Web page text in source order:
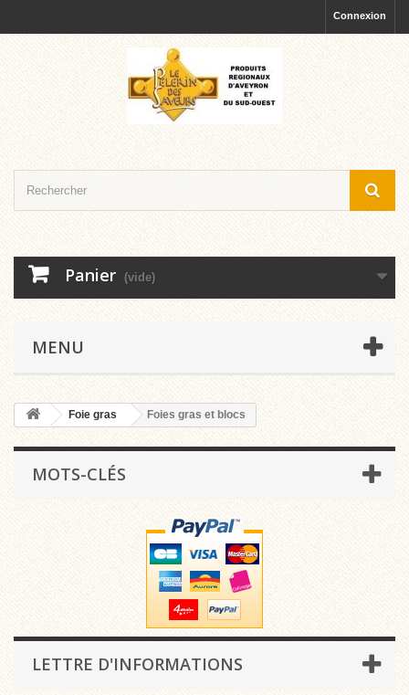
Connexion
Panier (vide)
MENU
Foie gras Foies gras et blocs
MOTS-CLÉS
LETTRE D'INFORMATIONS